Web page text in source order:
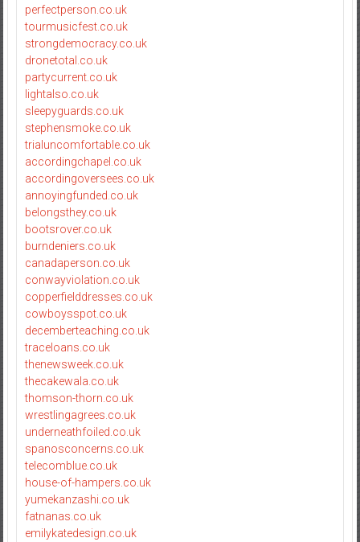
perfectperson.co.uk
tourmusicfest.co.uk
strongdemocracy.co.uk
dronetotal.co.uk
partycurrent.co.uk
lightalso.co.uk
sleepyguards.co.uk
stephensmoke.co.uk
trialuncomfortable.co.uk
accordingchapel.co.uk
accordingoversees.co.uk
annoyingfunded.co.uk
belongsthey.co.uk
bootsrover.co.uk
burndeniers.co.uk
canadaperson.co.uk
conwayviolation.co.uk
copperfielddresses.co.uk
cowboysspot.co.uk
decemberteaching.co.uk
traceloans.co.uk
thenewsweek.co.uk
thecakewala.co.uk
thomson-thorn.co.uk
wrestlingagrees.co.uk
underneathfoiled.co.uk
spanosconcerns.co.uk
telecomblue.co.uk
house-of-hampers.co.uk
yumekanzashi.co.uk
fatnanas.co.uk
emilykatedesign.co.uk